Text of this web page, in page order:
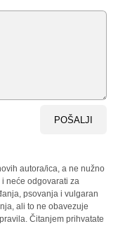
POŠALJI
autora/ica, a ne nužno
neće odgovarati za
psovanja i vulgaran
ali to ne obavezuje
Čitanjem prihvatate